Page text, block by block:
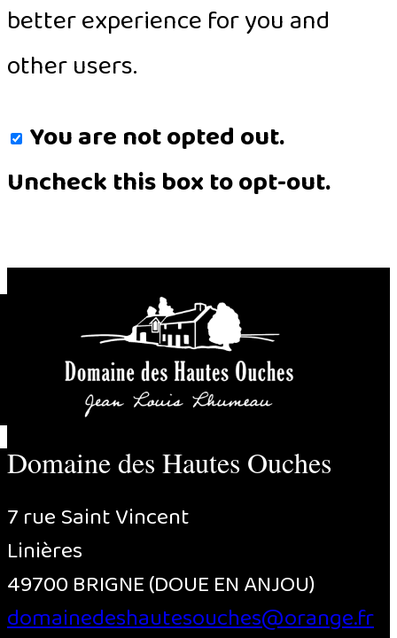
better experience for you and
other users.
You are not opted out.
Uncheck this box to opt-out.
Domaine des Hautes Ouches
7 rue Saint Vincent
Linières
49700 BRIGNE (DOUE EN ANJOU)
domainedeshautesouches@orange.fr